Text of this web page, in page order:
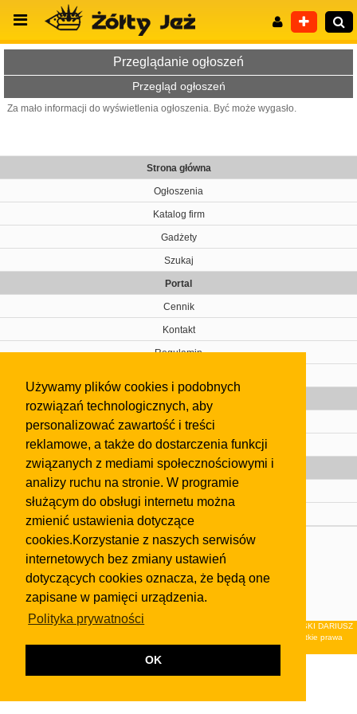
Używamy plików cookies i podobnych
rozwiązań technologicznych, aby
personalizować zawartość i treści
reklamowe, a także do dostarczenia funkcji
związanych z mediami społecznościowymi i
analizy ruchu na stronie. W programie
służącym do obsługi internetu można
zmienić ustawienia dotyczące
cookies.Korzystanie z naszych serwisów
internetowych bez zmiany ustawień
dotyczących cookies oznacza, że będą one
zapisane w pamięci urządzenia.
Polityka prywatności
OK
Przeglądanie ogłoszeń
Przegląd ogłoszeń
Za mało informacji do wyświetlenia ogłoszenia. Być może wygasło.
Strona główna
Ogłoszenia
Katalog firm
Gadżety
Szukaj
Portal
Cennik
Kontakt
Regulamin
Gazeta
Olkusz
Kontakt
Strefa dla biznesu
Biura nieruchomości
Dealerzy i autokomisy
Skontaktuj się z nami
regulaminuiPolityki Prywatności.
Klauzula FB
© 2026Wydawnictwo NEON sp. z o.o. (dawniej: FIRMA NEON MAREK KLUCZEWSKI DARIUSZ
KRAWCZYK s.c.) z siedzibą w Olkuszu, ul.Żuradzka 15, 32-300 Olkusz . Wszystkie prawa